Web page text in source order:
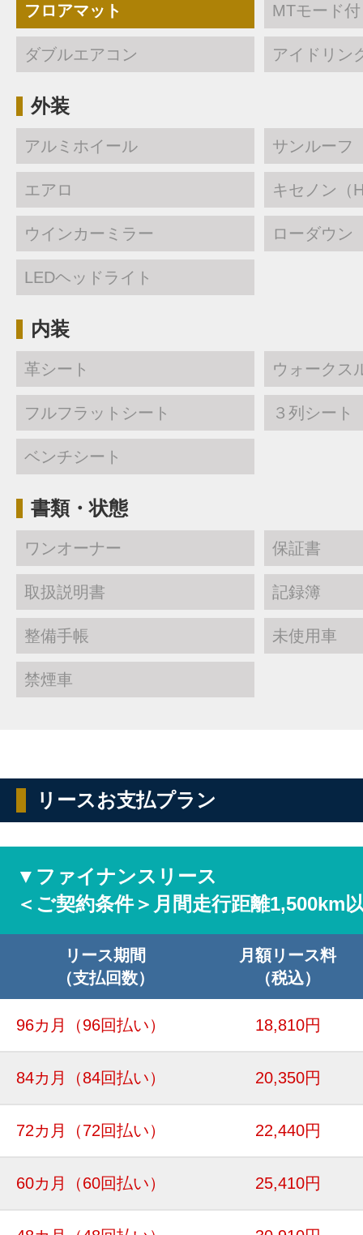
フロアマット MTモード
ダブルエアコン アイドリン
外装
アルミホイール サンルーフ
エアロ キセノン（
ウインカーミラー ローダウン
LEDヘッドライト
内装
革シート ウォークス
フルフラットシート ３列シート
ベンチシート
書類・状態
ワンオーナー 保証書
取扱説明書 記録簿
整備手帳 未使用車
禁煙車
リースお支払プラン
▼ファイナンスリース
＜ご契約条件＞月間走行距離1,500km
リース期間
（支払回数）
月額リース料
（税込）
96カ月 （96回払い） 18,810円
84カ月 （84回払い） 20,350円
72カ月 （72回払い） 22,440円
60カ月 （60回払い） 25,410円